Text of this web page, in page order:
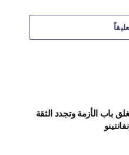
باب الأزمة وتجدد الثقة